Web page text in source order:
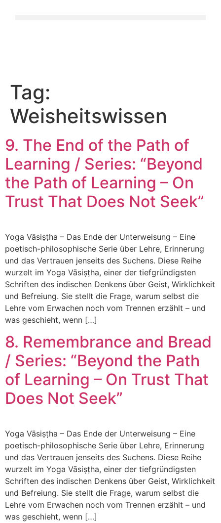
Tag:
Weisheitswissen
9. The End of the Path of
Learning / Series: “Beyond
the Path of Learning – On
Trust That Does Not Seek”
Yoga Vāsiṣṭha – Das Ende der Unterweisung – Eine
poetisch-philosophische Serie über Lehre, Erinnerung
und das Vertrauen jenseits des Suchens. Diese Reihe
wurzelt im Yoga Vāsiṣṭha, einer der tiefgründigsten
Schriften des indischen Denkens über Geist, Wirklichkeit
und Befreiung. Sie stellt die Frage, warum selbst die
Lehre vom Erwachen noch vom Trennen erzählt – und
was geschieht, wenn […]
8. Remembrance and Bread
/ Series: “Beyond the Path
of Learning – On Trust That
Does Not Seek”
Yoga Vāsiṣṭha – Das Ende der Unterweisung – Eine
poetisch-philosophische Serie über Lehre, Erinnerung
und das Vertrauen jenseits des Suchens. Diese Reihe
wurzelt im Yoga Vāsiṣṭha, einer der tiefgründigsten
Schriften des indischen Denkens über Geist, Wirklichkeit
und Befreiung. Sie stellt die Frage, warum selbst die
Lehre vom Erwachen noch vom Trennen erzählt – und
was geschieht, wenn […]